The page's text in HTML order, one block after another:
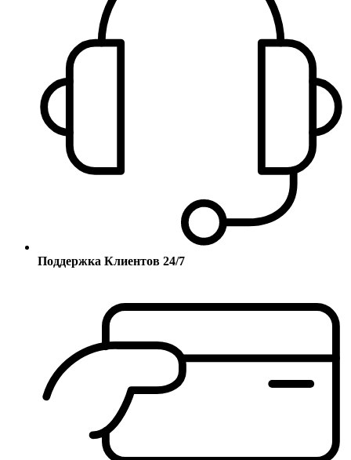
Поддержка Клиентов 24/7